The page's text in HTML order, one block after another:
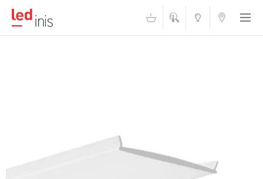
ŠVIESOS KONTAKTAI